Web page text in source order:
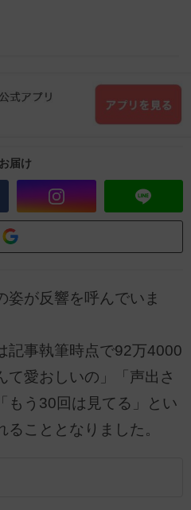
届け
姿が反響を呼んでいま
記事執筆時点で92万4000
て愛おしいの」「声出さ
もう30回は見てる」とい
こととなりました。